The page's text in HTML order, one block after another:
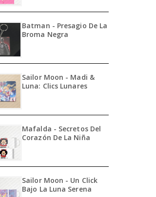
Batman - Presagio De La
Broma Negra
Sailor Moon - Madi &
Luna: Clics Lunares
Mafalda - Secretos Del
Corazón De La Niña
Sailor Moon - Un Click
Bajo La Luna Serena